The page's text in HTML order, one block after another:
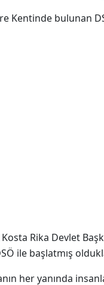
Kentinde bulunan
Rika Devlet
ile başlatmış
her yanında